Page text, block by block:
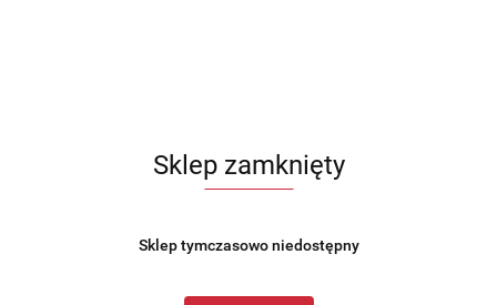
Sklep zamknięty
Sklep tymczasowo niedostępny